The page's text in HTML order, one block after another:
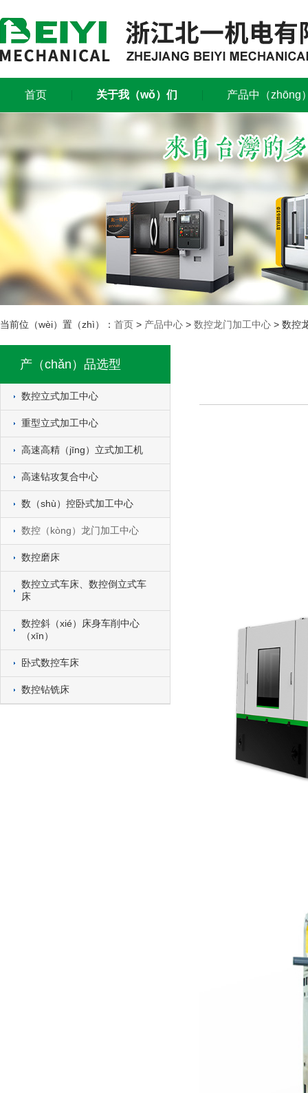
首页 关于我（wǒ）们 产品中（zhōng
当前位（wèi）置（zhì）： 首页 > 产品中心 > 数控龙门加工中心 > 数控
产（chǎn）品选型
数控立式加工中心
重型立式加工中心
高速高精（jīng）立式加工机
高速钻攻复合中心
数（shù）控卧式加工中心
数控（kòng）龙门加工中心
数控磨床
数控立式车床、数控倒立式车
床
数控斜（xié）床身车削中心
（xīn）
卧式数控车床
数控钻铣床